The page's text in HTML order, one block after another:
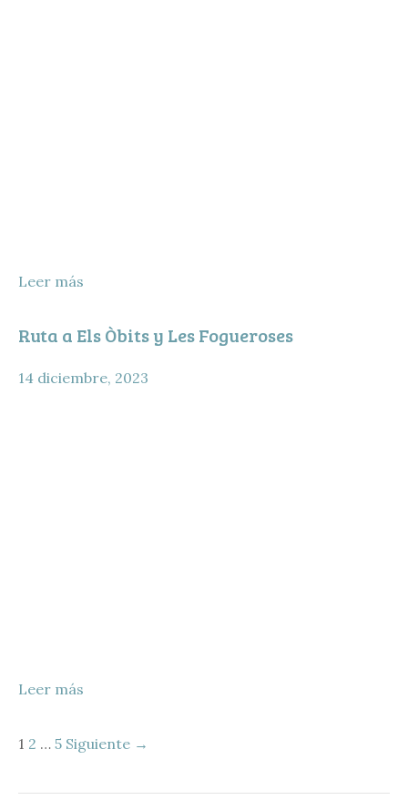
Leer más
Ruta a Els Òbits y Les Fogueroses
14 diciembre, 2023
Leer más
1 2 … 5 Siguiente →